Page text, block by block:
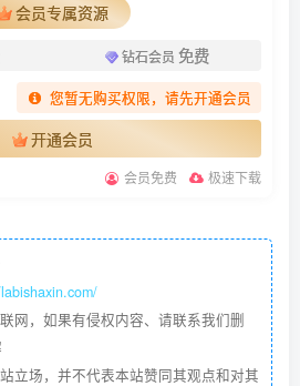
会员专属资源
钻石会员 免费
您暂无购买权限，请先开通会员
开通会员
会员免费 极速下载
网，如果有侵权内容、请联系我们删
立场，并不代表本站赞同其观点和对其